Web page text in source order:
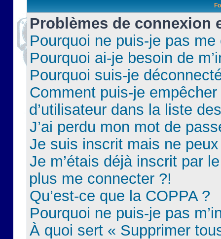
Problèmes de connexion
Pourquoi ne puis-je pas
Pourquoi ai-je besoin de
Pourquoi suis-je
Comment puis-je
d’utilisateur dans la liste
J’ai perdu mon mot de
Je suis inscrit mais ne
Je m’étais déjà inscrit par
plus me connecter ?!
Qu’est-ce que la COPPA ?
Pourquoi ne puis-je pas
À quoi sert « Supprimer